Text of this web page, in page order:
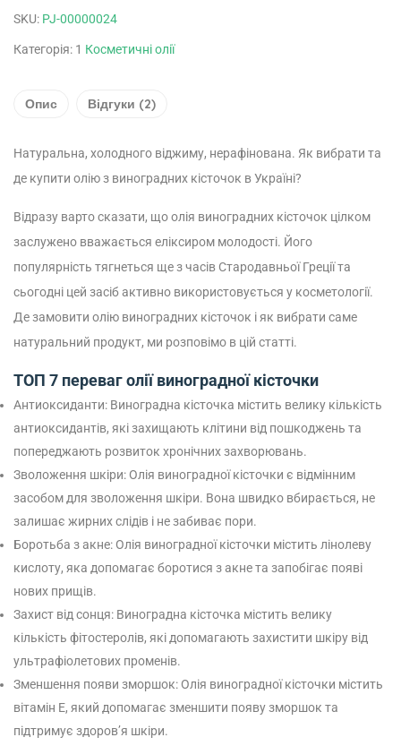
SKU: PJ-00000024
Категорія: 1 Косметичні олії
Опис Відгуки (2)
Натуральна, холодного віджиму, нерафінована. Як вибрати та
де купити олію з виноградних кісточок в Україні?
Відразу варто сказати, що олія виноградних кісточок цілком
заслужено вважається еліксиром молодості. Його
популярність тягнеться ще з часів Стародавньої Греції та
сьогодні цей засіб активно використовується у косметології.
Де замовити олію виноградних кісточок і як вибрати саме
натуральний продукт, ми розповімо в цій статті.
ТОП 7 переваг олії виноградної кісточки
Антиоксиданти: Виноградна кісточка містить велику кількість
антиоксидантів, які захищають клітини від пошкоджень та
попереджають розвиток хронічних захворювань.
Зволоження шкіри: Олія виноградної кісточки є відмінним
засобом для зволоження шкіри. Вона швидко вбирається, не
залишає жирних слідів і не забиває пори.
Боротьба з акне: Олія виноградної кісточки містить лінолеву
кислоту, яка допомагає боротися з акне та запобігає появі
нових прищів.
Захист від сонця: Виноградна кісточка містить велику
кількість фітостеролів, які допомагають захистити шкіру від
ультрафіолетових променів.
Зменшення появи зморшок: Олія виноградної кісточки містить
вітамін Е, який допомагає зменшити появу зморшок та
підтримує здоров’я шкіри.